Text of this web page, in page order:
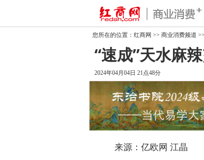
您所在的位置： 红商网 >> 商业消费频道
“速成”天水麻
2024年04月04日 21点48分
来源：亿欧网 江晶